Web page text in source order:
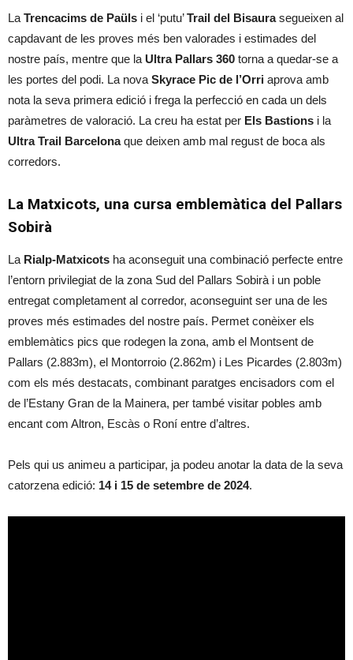
LaTrencacims de Paüls i el ‘putu’Trail del Bisaurasegueixen al
capdavant de les proves més ben valorades i estimades del
nostre país, mentre que la Ultra Pallars 360 torna a quedar-se a
les portes del podi. La novaSkyrace Pic de l’Orri aprova amb
nota la seva primera edició i frega la perfecció en cada un dels
paràmetres de valoració. La creu ha estat per Els Bastions i la
Ultra Trail Barcelonaque deixen amb mal regust de boca als
corredors.
La Matxicots, una cursa emblemàtica del Pallars
Sobirà
La Rialp-Matxicots ha aconseguit una combinació perfecte entre
l’entorn privilegiat de la zona Sud del Pallars Sobirà i un poble
entregat completament al corredor, aconseguint ser una de les
proves més estimades del nostre país. Permet conèixer els
emblemàtics pics que rodegen la zona, amb el Montsent de
Pallars (2.883m), el Montorroio (2.862m) i Les Picardes (2.803m)
com els més destacats, combinant paratges encisadors com el
de l’Estany Gran de la Mainera, per també visitar pobles amb
encant com Altron, Escàs o Roní entre d’altres.
Pels qui us animeu a participar, ja podeu anotar la data de la seva
catorzena edició: 14 i 15 de setembre de 2024.